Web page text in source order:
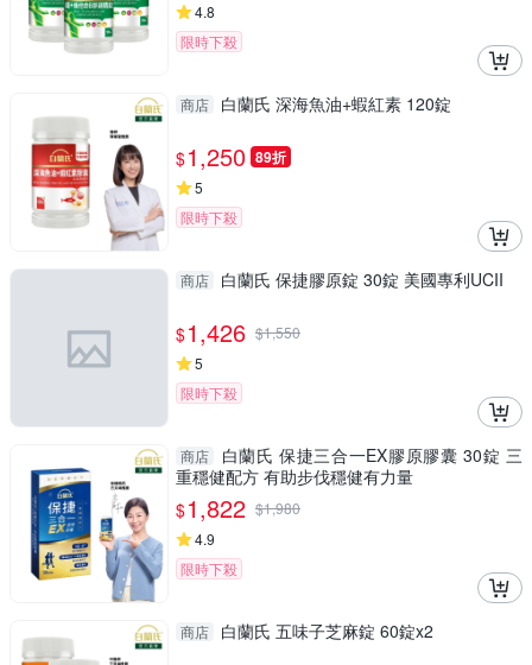
4.8
限時下殺
商店 白蘭氏 深海魚油+蝦紅素 120錠
$1,250 89折
5
限時下殺
商店 白蘭氏 保捷膠原錠 30錠 美國專利UCII
$1,426 $1,550
5
限時下殺
商店
白蘭氏 保捷三合一EX膠原膠囊 30錠 三
重穩健配方 有助步伐穩健有力量
$1,822 $1,980
4.9
限時下殺
商店 白蘭氏 五味子芝麻錠 60錠x2